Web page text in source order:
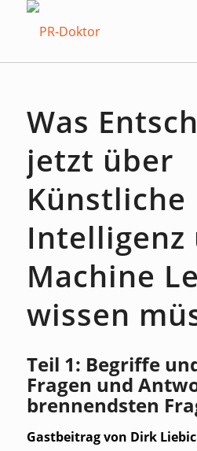
Was
jetzt über
Künstliche
Intelligenz
Machine
wissen
Teil 1: Begriffe
Fragen und
brennendsten
Gastbeitrag von Dirk